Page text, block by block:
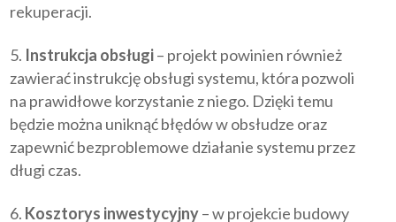
rekuperacji.
Instrukcja obsługi– projekt powinien również
zawierać instrukcję obsługi systemu, która pozwoli
na prawidłowe korzystanie z niego. Dzięki temu
będzie można uniknąć błędów w obsłudze oraz
zapewnić bezproblemowe działanie systemu przez
długi czas.
Kosztorys inwestycyjny– w projekcie budowy